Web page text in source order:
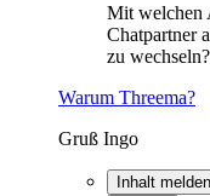
Mit welchen
Chatpartner
zu wechseln?
Warum Threema?
Gruß Ingo
Inhalt melden